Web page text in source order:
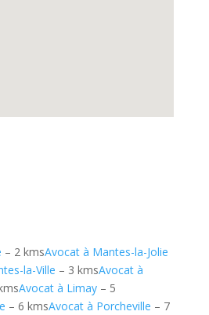
– 2 kmsAvocat à Mantes-la-Jolie
la-Ville – 3 kmsAvocat à
Avocat à Limay– 5
– 6 kmsAvocat à Porcheville – 7